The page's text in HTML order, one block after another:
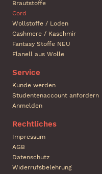
Brautstoffe
Cord
Wollstoffe / Loden
Cashmere / Kaschmir
Fantasy Stoffe NEU
Flanell aus Wolle
Service
Kunde werden
Studentenaccount anfordern
Anmelden
Rechtliches
Impressum
AGB
Datenschutz
Widerrufsbelehrung